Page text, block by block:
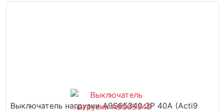
Выключатель нагрузки A9S65340 3P 40A (Acti9